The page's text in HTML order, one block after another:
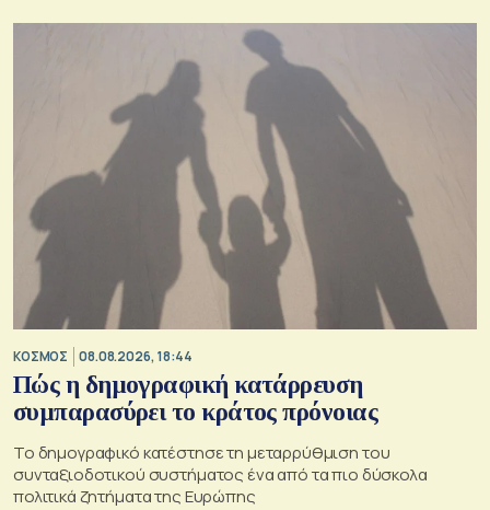
ΚΟΣΜΟΣ 08.08.2026, 18:44
Πώς η δημογραφική κατάρρευση
συμπαρασύρει το κράτος πρόνοιας
Το δημογραφικό κατέστησε τη μεταρρύθμιση του
συνταξιοδοτικού συστήματος ένα από τα πιο δύσκολα
πολιτικά ζητήματα της Ευρώπης